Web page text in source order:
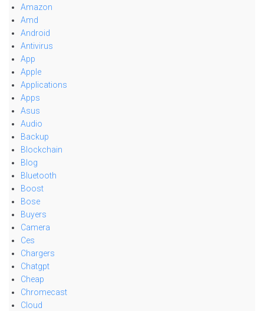
Amazon
Amd
Android
Antivirus
App
Apple
Applications
Apps
Asus
Audio
Backup
Blockchain
Blog
Bluetooth
Boost
Bose
Buyers
Camera
Ces
Chargers
Chatgpt
Cheap
Chromecast
Cloud